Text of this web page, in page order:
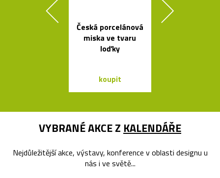
Česká porcelánová
miska ve tvaru
loďky
koupit
VYBRANÉ AKCE Z KALENDÁŘE
Nejdůležitější akce, výstavy, konference v oblasti designu u
nás i ve světě...